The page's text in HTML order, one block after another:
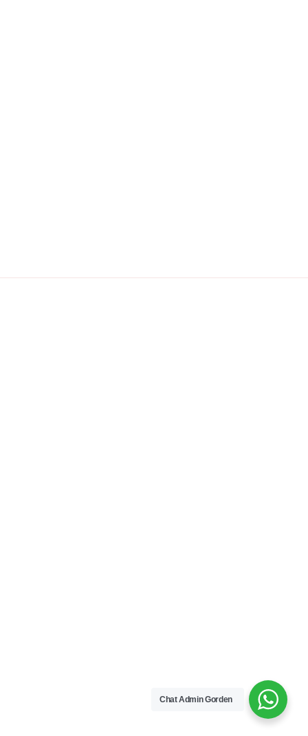
Chat Admin Gorden